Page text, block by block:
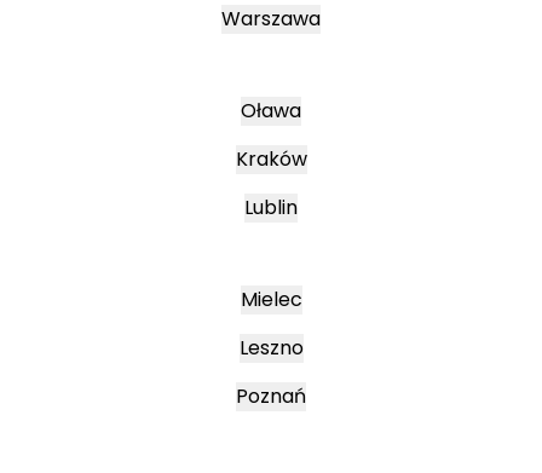
Warszawa
Oława
Kraków
Lublin
Mielec
Leszno
Poznań